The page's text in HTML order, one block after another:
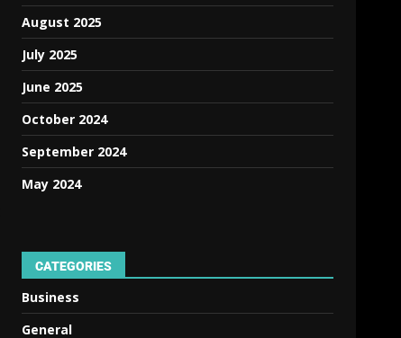
August 2025
July 2025
June 2025
October 2024
September 2024
May 2024
CATEGORIES
Business
General